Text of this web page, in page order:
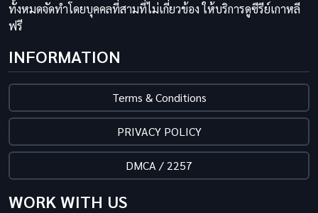
ทั้งหมดจัดทำโดยบุคคลที่สามที่ไม่เกี่ยวข้อง ให้บริการดูซีรีย์เกาหลี
ฟรี
INFORMATION
Terms & Conditions
PRIVACY POLICY
DMCA / 2257
WORK WITH US